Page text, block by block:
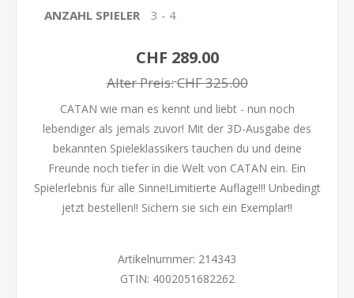
ANZAHL SPIELER
3 - 4
CHF 289.00
Alter Preis:CHF 325.00
CATAN wie man es kennt und liebt - nun noch
lebendiger als jemals zuvor! Mit der 3D-Ausgabe des
bekannten Spieleklassikers tauchen du und deine
Freunde noch tiefer in die Welt von CATAN ein. Ein
Spielerlebnis für alle Sinne!Limitierte Auflage!!! Unbedingt
jetzt bestellen!! Sichern sie sich ein Exemplar!!
Artikelnummer: 214343
GTIN: 4002051682262